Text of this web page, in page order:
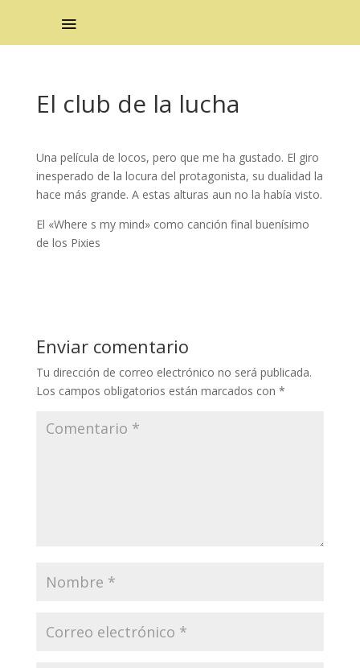
El club de la lucha
Una película de locos, pero que me ha gustado. El giro
inesperado de la locura del protagonista, su dualidad la
hace más grande. A estas alturas aun no la había visto.
El «Where s my mind» como canción final buenísimo
de los Pixies
Enviar comentario
Tu dirección de correo electrónico no será publicada.
Los campos obligatorios están marcados con *